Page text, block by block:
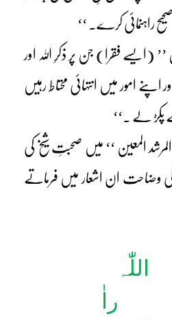
راہنمائی کرے۔ ‘‘
(ایسے فقرا) جن پر ذکرِ اللہ اور
امور میں انتہائی محتاط رہیں
پکڑ لے ۔‘‘
المرشد المعین ‘‘ میں صحبتِ شیخ کی
وضاحت ان اشعار میں فرماتے
اللّٰہ
راٰ